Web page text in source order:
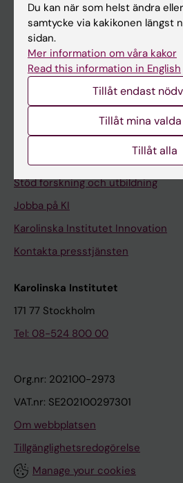
Kurs- och programwebbar
Student på KI
Medarbetare
Medarbetarportalen
Kontakta och besök KI
Universitetsbiblioteket
Stöd forskning och utbildning
Jobba på KI
Karolinska Institutet Innovation
Kontakta presstjänsten
Karolinska Institutet
171 77 Stockholm
Tel: 08-524 800 00
Org.nr: 202100-2973
VAT.nr: SE202100297301
Om webbplatsen
Tillgänglighetsredogörelse
Manage your cookies
Du kan när som helst ändra
samtycke via kakikonen längst
sidan.
Mer information om våra kakor
Read this information in English
Tillåt endast
Tillåt mina
Tillåt alla